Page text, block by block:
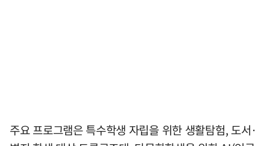
주요 프로그램은 특수학생 자립을 위한 생활탐험, 도서·